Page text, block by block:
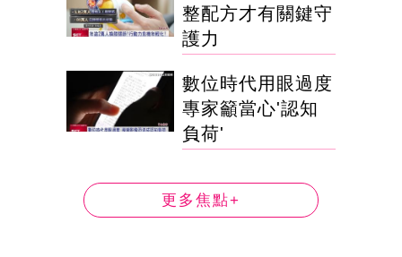
整配方才有關鍵守
護力
數位時代用眼過度
專家籲當心'認知
負荷'
更多焦點+